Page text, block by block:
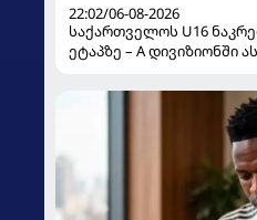
22:02/06-08-2026
საქართველოს U16
ეტაპზე – A დივიზიონში